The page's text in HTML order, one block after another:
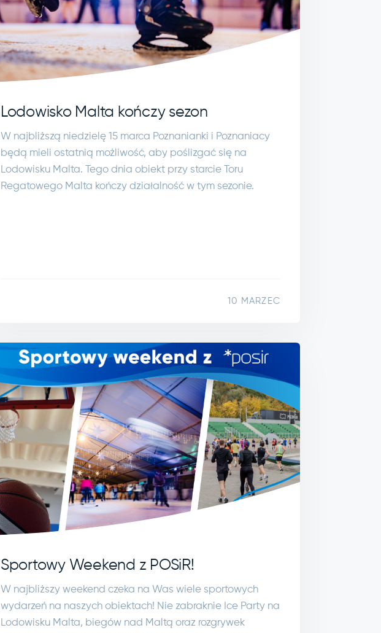
Lodowisko Malta kończy sezon
W najbliższą niedzielę 15 marca Poznanianki i Poznaniacy
będą mieli ostatnią możliwość, aby poślizgać się na
Lodowisku Malta. Tego dnia obiekt przy starcie Toru
Regatowego Malta kończy działalność w tym sezonie.
10 MARZEC
Sportowy Weekend z POSiR!
W najbliższy weekend czeka na Was wiele sportowych
wydarzeń na naszych obiektach! Nie zabraknie Ice Party na
Lodowisku Malta, biegów nad Maltą oraz rozgrywek